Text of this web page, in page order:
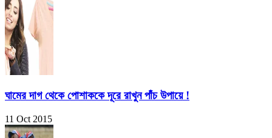
ঘামের দাগ থেকে পোশাককে দূরে রাখুন পাঁচ উপায়ে !
11 Oct 2015